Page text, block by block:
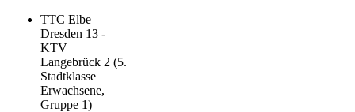
TTC Elbe
Dresden 13 -
KTV
Langebrück 2 (5.
Stadtklasse
Erwachsene,
Gruppe 1)